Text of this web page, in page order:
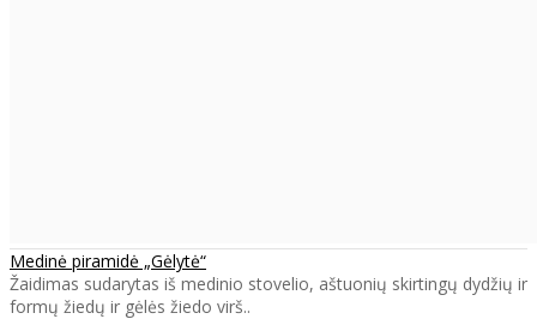
Medinė piramidė „Gėlytė“
Žaidimas sudarytas iš medinio stovelio, aštuonių skirtingų dydžių ir
formų žiedų ir gėlės žiedo virš..